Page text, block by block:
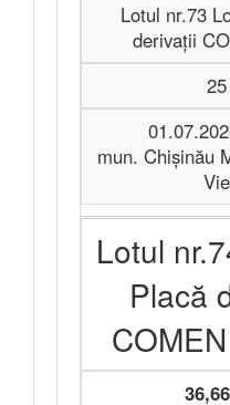
Lotul nr.73
derivații
mun. Chișinău
Lotul
Placă